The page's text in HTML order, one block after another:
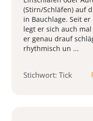
(Stirn/Schläfen) auf
in Bauchlage. Seit
legt er sich auch
er genau drauf
rhythmisch un ...
Stichwort: Tick